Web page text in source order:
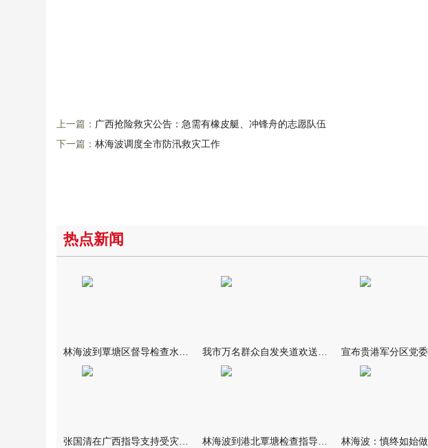
上一篇： 广西抢险救灾公告：急需有橡皮艇、冲锋舟的志愿队伍
下一篇： 林海波调度全市防汛救灾工作
热点新闻